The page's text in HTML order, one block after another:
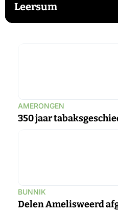
Leersum
AMERONGEN
350 jaar
BUNNIK
Delen Amelisweerd